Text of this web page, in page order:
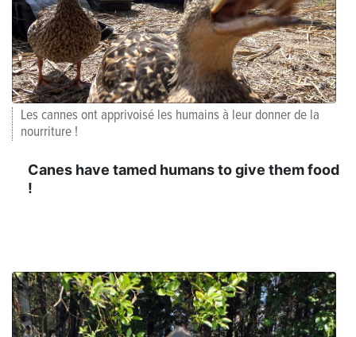
Les cannes ont apprivoisé les humains à leur donner de la
nourriture !
Canes have tamed humans to give them food
!